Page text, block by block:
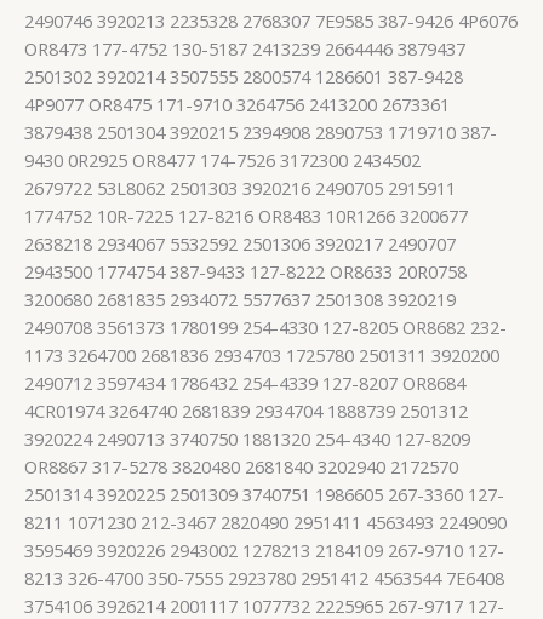
2490746 3920213 2235328 2768307 7E9585 387-9426 4P6076
OR8473 177-4752 130-5187 2413239 2664446 3879437
2501302 3920214 3507555 2800574 1286601 387-9428
4P9077 OR8475 171-9710 3264756 2413200 2673361
3879438 2501304 3920215 2394908 2890753 1719710 387-
9430 0R2925 OR8477 174-7526 3172300 2434502
2679722 53L8062 2501303 3920216 2490705 2915911
1774752 10R-7225 127-8216 OR8483 10R1266 3200677
2638218 2934067 5532592 2501306 3920217 2490707
2943500 1774754 387-9433 127-8222 OR8633 20R0758
3200680 2681835 2934072 5577637 2501308 3920219
2490708 3561373 1780199 254-4330 127-8205 OR8682 232-
1173 3264700 2681836 2934703 1725780 2501311 3920200
2490712 3597434 1786432 254-4339 127-8207 OR8684
4CR01974 3264740 2681839 2934704 1888739 2501312
3920224 2490713 3740750 1881320 254-4340 127-8209
OR8867 317-5278 3820480 2681840 3202940 2172570
2501314 3920225 2501309 3740751 1986605 267-3360 127-
8211 1071230 212-3467 2820490 2951411 4563493 2249090
3595469 3920226 2943002 1278213 2184109 267-9710 127-
8213 326-4700 350-7555 2923780 2951412 4563544 7E6408
3754106 3926214 2001117 1077732 2225965 267-9717 127-